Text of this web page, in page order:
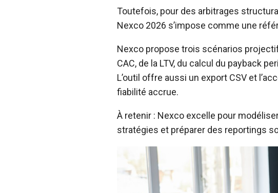
Toutefois, pour des arbitrages
Nexco 2026 s’impose comme une
Nexco propose trois scénarios
CAC, de la LTV, du calcul du payback
L’outil offre aussi un export CSV et
fiabilité accrue.
À retenir : Nexco excelle pour
stratégies et préparer des reportings